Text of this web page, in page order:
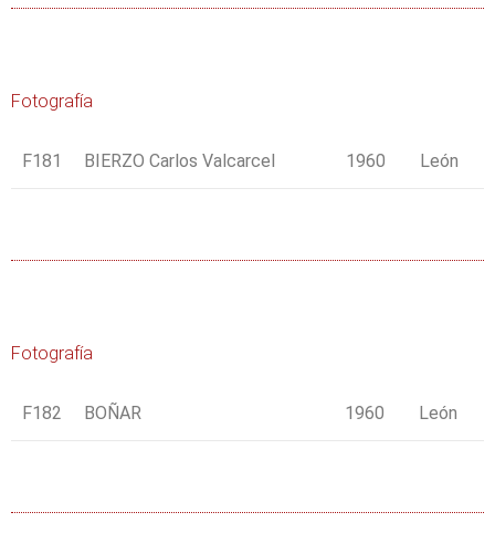
Fotografía
F181 BIERZO Carlos Valcarcel 1960 León
Fotografía
F182 BOÑAR 1960 León